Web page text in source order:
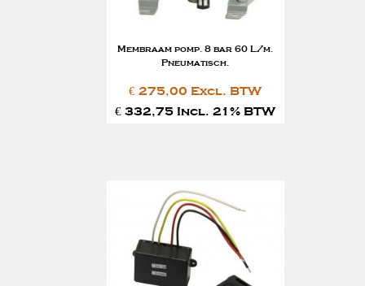
Membraam pomp. 8 bar 60 L/m.
Pneumatisch.
€ 275,00 Excl. BTW
€ 332,75 Incl. 21% BTW